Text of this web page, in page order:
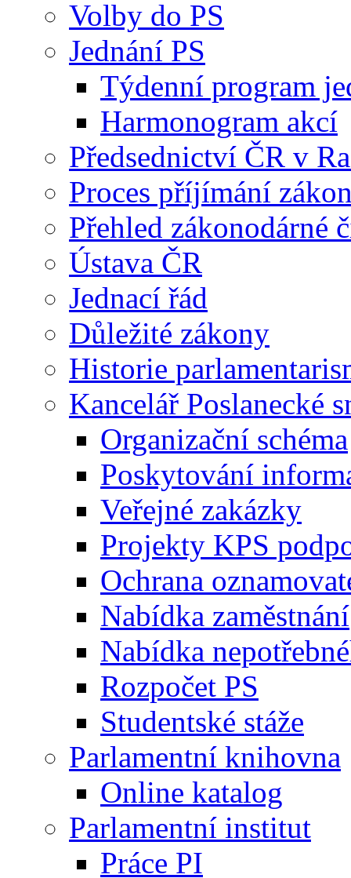
Volby do PS
Jednání PS
Týdenní program
Harmonogram akcí
Předsednictví ČR v
Proces příjímání
Přehled zákonodárné
Ústava ČR
Jednací řád
Důležité zákony
Historie
Kancelář Poslanecké
Organizační schéma
Poskytování
Veřejné zakázky
Projekty KPS
Ochrana
Nabídka zaměstnání
Nabídka
Rozpočet PS
Studentské stáže
Parlamentní knihovna
Online katalog
Parlamentní institut
Práce PI